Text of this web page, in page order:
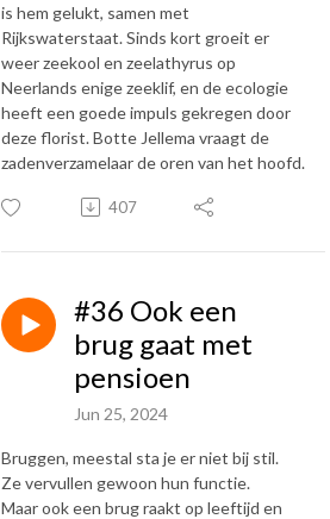
is hem gelukt, samen met
Rijkswaterstaat. Sinds kort groeit er
weer zeekool en zeelathyrus op
Neerlands enige zeeklif, en de ecologie
heeft een goede impuls gekregen door
deze florist. Botte Jellema vraagt de
zadenverzamelaar de oren van het hoofd.
407
#36 Ook een
brug gaat met
pensioen
Jun 25, 2024
Bruggen, meestal sta je er niet bij stil.
Ze vervullen gewoon hun functie.
Maar ook een brug raakt op leeftijd en